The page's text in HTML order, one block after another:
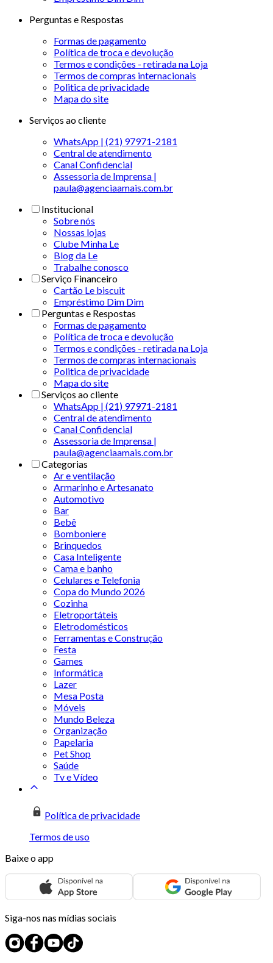
Perguntas e Respostas
Formas de pagamento
Política de troca e devolução
Termos e condições - retirada na Loja
Termos de compras internacionais
Politica de privacidade
Mapa do site
Serviços ao cliente
WhatsApp | (21) 97971-2181
Central de atendimento
Canal Confidencial
Assessoria de Imprensa |
paula@agenciaamais.com.br
Institucional
Sobre nós
Nossas lojas
Clube Minha Le
Blog da Le
Trabalhe conosco
Serviço Financeiro
Cartão Le biscuit
Empréstimo Dim Dim
Perguntas e Respostas
Formas de pagamento
Política de troca e devolução
Termos e condições - retirada na Loja
Termos de compras internacionais
Politica de privacidade
Mapa do site
Serviços ao cliente
WhatsApp | (21) 97971-2181
Central de atendimento
Canal Confidencial
Assessoria de Imprensa |
paula@agenciaamais.com.br
Categorias
Ar e ventilação
Armarinho e Artesanato
Automotivo
Bar
Bebê
Bomboniere
Brinquedos
Casa Inteligente
Cama e banho
Celulares e Telefonia
Copa do Mundo 2026
Cozinha
Eletroportáteis
Eletrodomésticos
Ferramentas e Construção
Festa
Games
Informática
Lazer
Mesa Posta
Móveis
Mundo Beleza
Organização
Papelaria
Pet Shop
Saúde
Tv e Vídeo
Política de privacidade
Termos de uso
Baixe o app
Siga-nos nas mídias sociais